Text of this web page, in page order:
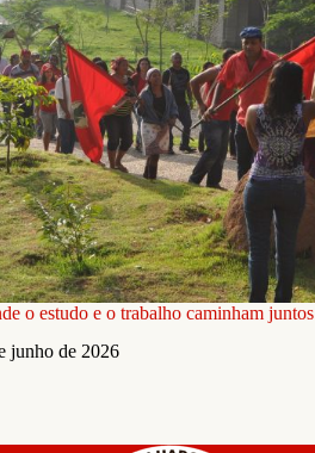
o estudo e o trabalho caminham juntos
junho de 2026